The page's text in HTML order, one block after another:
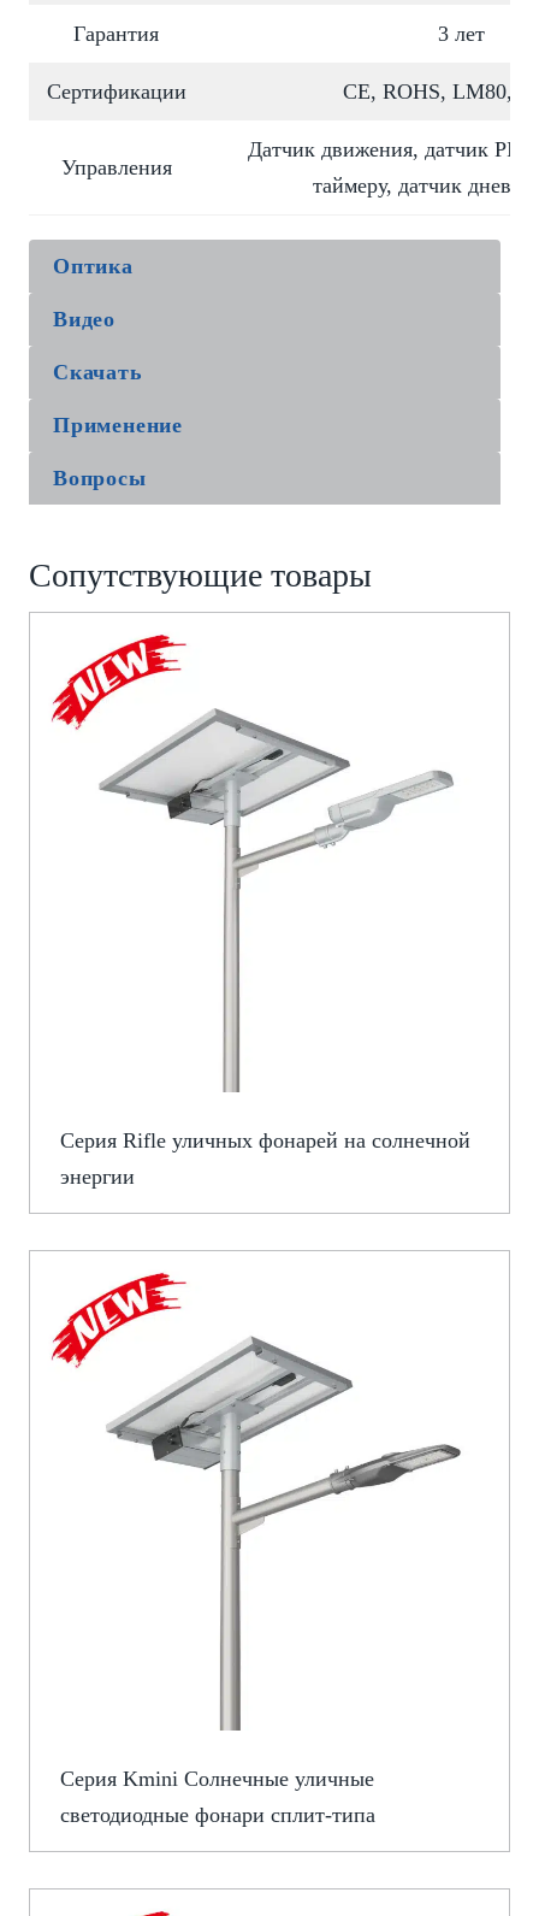
Гарантия 3 лет
Сертификации CE, ROHS, LM80,
Управления
Датчик движения, датчик PIR,
таймеру, датчик
Оптика
Видео
Скачать
Применение
Вопросы
Сопутствующие товары
Серия Rifle уличных фонарей на солнечной
энергии
Серия Kmini Солнечные уличные
светодиодные фонари сплит-типа